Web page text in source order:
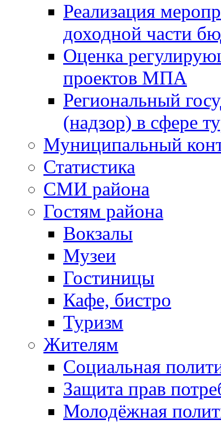
Реализация
доходной части
Оценка
проектов МПА
Региональный
(надзор) в сфере
Муниципальный
Статистика
СМИ района
Гостям района
Вокзалы
Музеи
Гостиницы
Кафе, бистро
Туризм
Жителям
Социальная
Защита прав
Молодёжная